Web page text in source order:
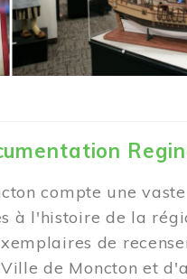
compte une
à l'histoire de la
de
de Moncton et